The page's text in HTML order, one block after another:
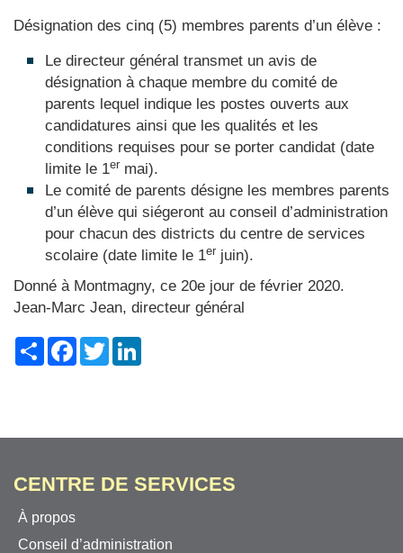
Désignation des cinq (5) membres parents d’un élève :
Le directeur général transmet un avis de
désignation à chaque membre du comité de
parents lequel indique les postes ouverts aux
candidatures ainsi que les qualités et les
conditions requises pour se porter candidat (date
limite le 1er mai).
Le comité de parents désigne les membres parents
d’un élève qui siégeront au conseil d’administration
pour chacun des districts du centre de services
scolaire (date limite le 1er juin).
Donné à Montmagny, ce 20e jour de février 2020.
Jean-Marc Jean, directeur général
ShareFacebook
Twitter
CENTRE DE SERVICES
À propos
Conseil d’administration